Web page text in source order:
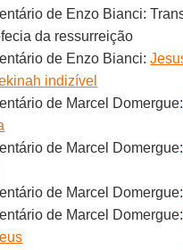
de Enzo Bianci:
da ressurreição
de Enzo Bianci:
indizível
de Marcel Domergue:
de Marcel Domergue:
de Marcel
de Marcel Domergue: